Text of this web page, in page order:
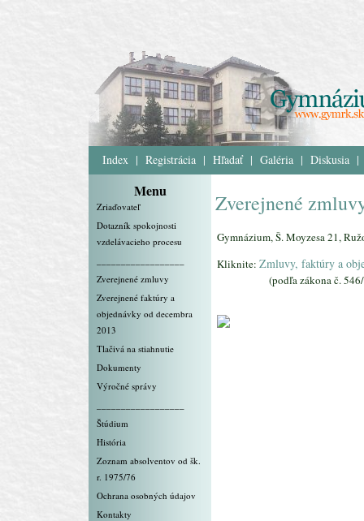
Index | Registrácia | Hľadať | Galéria | Diskusia |
Menu
Zriaďovateľ
Dotazník spokojnosti
vzdelávacieho procesu
Zverejnené zmluvy
Zverejnené faktúry a
objednávky od decembra
2013
Tlačivá na stiahnutie
Dokumenty
Výročné správy
Štúdium
História
Zoznam absolventov od šk.
r. 1975/76
Ochrana osobných údajov
Kontakty
Zverejnené
Gymnázium, Š. Moyzesa 21,
Kliknite: Zmluvy, faktúry a
(podľa zákona č. 546/